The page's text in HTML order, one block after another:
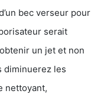
bec verseur pour
serait
un jet et non
diminuerez les
nettoyant,